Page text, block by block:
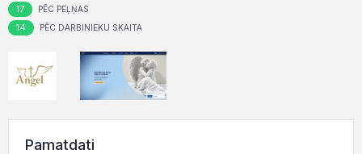
17 PĒC PEĻŅAS
14 PĒC DARBINIEKU SKAITA
Pamatdati